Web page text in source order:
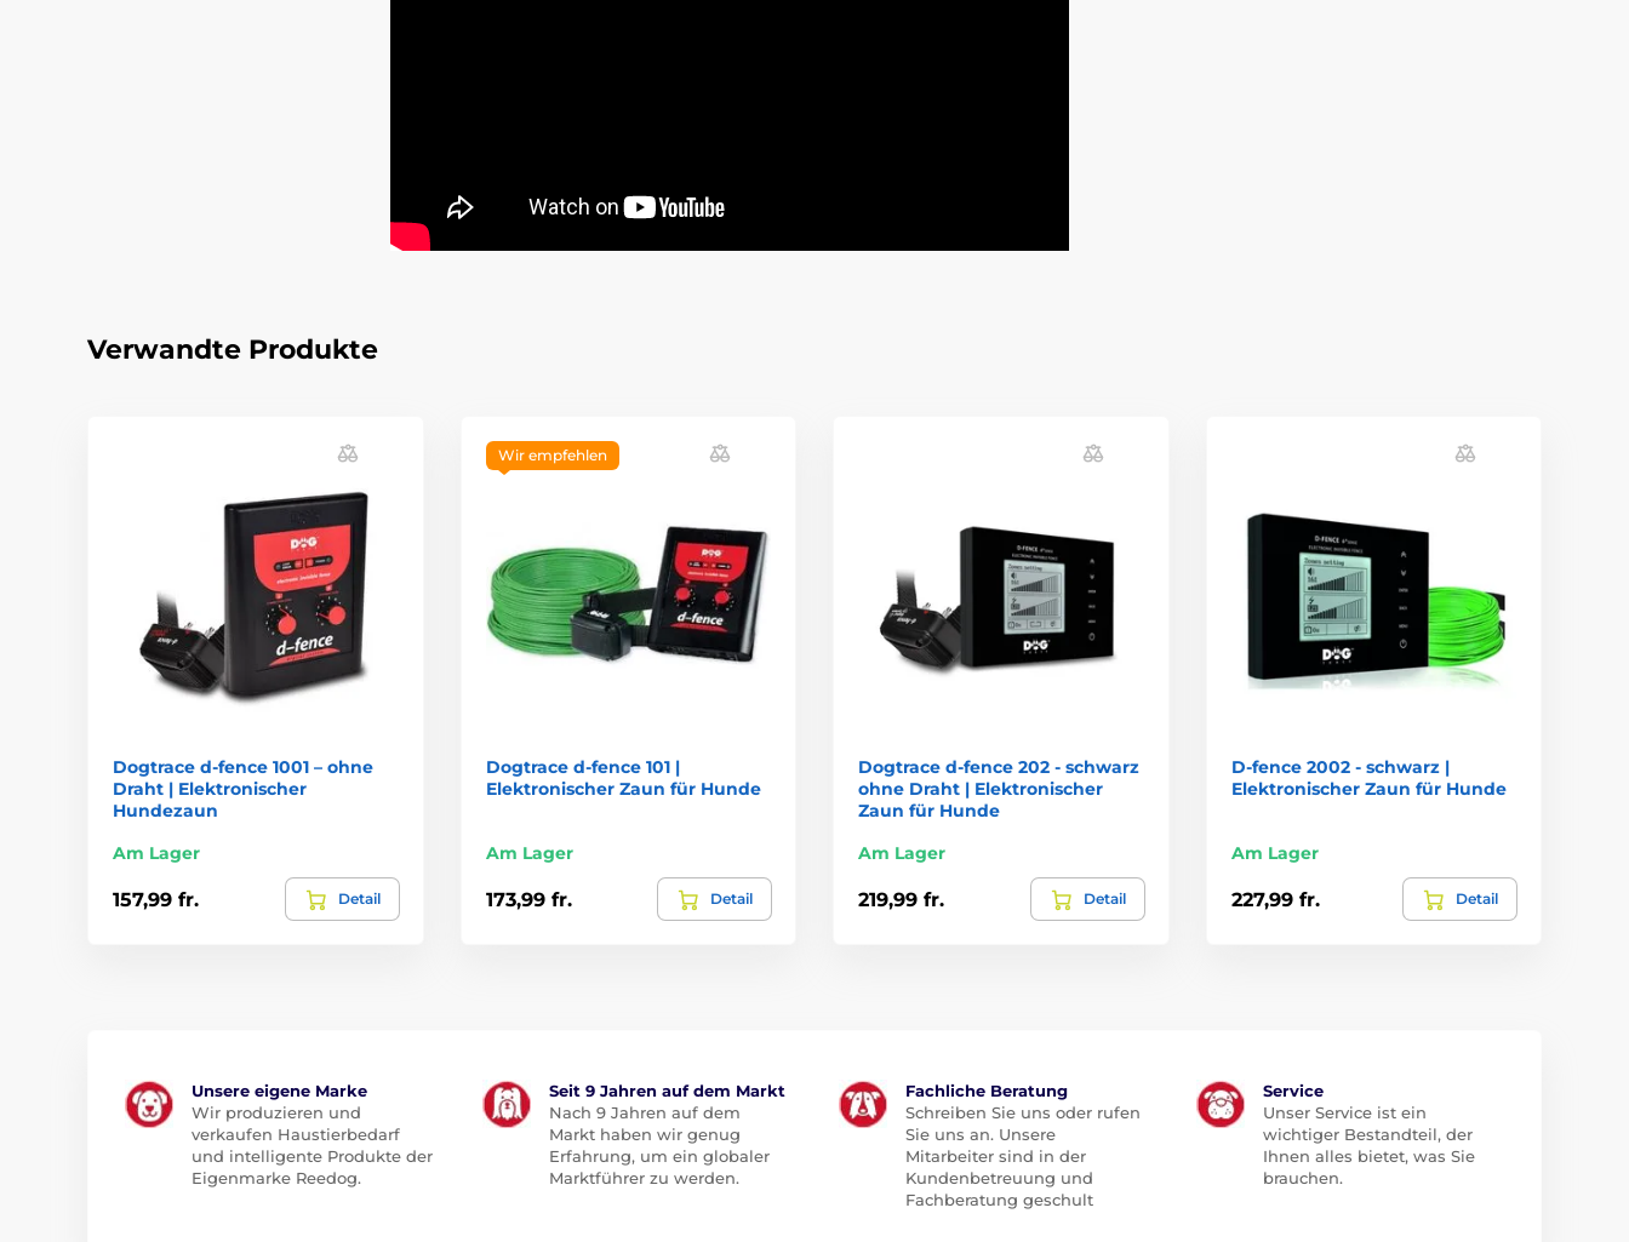
Verwandte Produkte
Dogtrace d‑fence 1001 – ohne
Draht | Elektronischer
Hundezaun
Am Lager
157,99 fr. Detail
Wir empfehlen
Dogtrace d‑fence 101 |
Elektronischer Zaun für Hunde
Am Lager
173,99 fr. Detail
Dogtrace d‑fence 202 - schwarz
ohne Draht | Elektronischer
Zaun für Hunde
Am Lager
219,99 fr. Detail
D‑fence 2002 - schwarz |
Elektronischer Zaun für Hunde
Am Lager
227,99 fr. Detail
Unsere eigene Marke
Wir produzieren und
verkaufen Haustierbedarf
und intelligente Produkte der
Eigenmarke Reedog.
Seit 9 Jahren auf dem Markt
Nach 9 Jahren auf dem
Markt haben wir genug
Erfahrung, um ein globaler
Marktführer zu werden.
Fachliche Beratung
Schreiben Sie uns oder rufen
Sie uns an. Unsere
Mitarbeiter sind in der
Kundenbetreuung und
Fachberatung geschult
Service
Unser Service ist ein
wichtiger Bestandteil, der
Ihnen alles bietet, was Sie
brauchen.